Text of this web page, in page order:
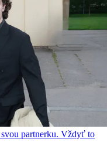
partnerku. Vždyť to